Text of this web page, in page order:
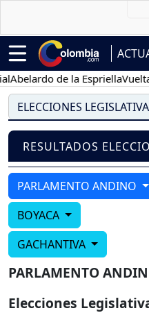
Abelardo de la EspriellaVuelta
ELECCIONES
RESULTADOS
PARLAMENTO ANDINO
BOYACA
GACHANTIVA
PARLAMENTO
Elecciones